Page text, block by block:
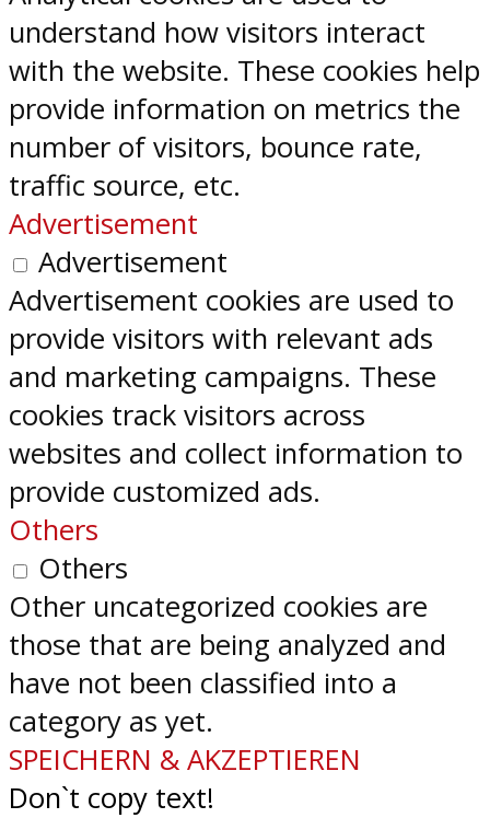
understand how visitors interact
with the website. These cookies help
provide information on metrics the
number of visitors, bounce rate,
traffic source, etc.
Advertisement
Advertisement
Advertisement cookies are used to
provide visitors with relevant ads
and marketing campaigns. These
cookies track visitors across
websites and collect information to
provide customized ads.
Others
Others
Other uncategorized cookies are
those that are being analyzed and
have not been classified into a
category as yet.
SPEICHERN & AKZEPTIEREN
Don`t copy text!